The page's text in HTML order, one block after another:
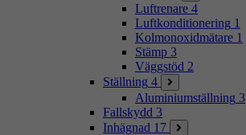
Luftrenare 4
Luftkonditionering 1
Kolmonoxidmätare 1
Stämp 3
Väggstöd 2
Ställning 4
Aluminiumställning 3
Fallskydd 3
Inhägnad 17